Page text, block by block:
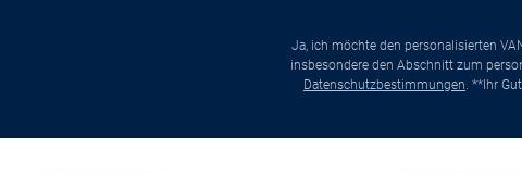
Ja, ich möchte den personalisierten
insbesondere den Abschnitt zum
Datenschutzbestimmungen . **Ihr